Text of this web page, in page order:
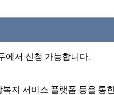
에서 신청 가능합니다.
지 서비스 플랫폼 등을 통